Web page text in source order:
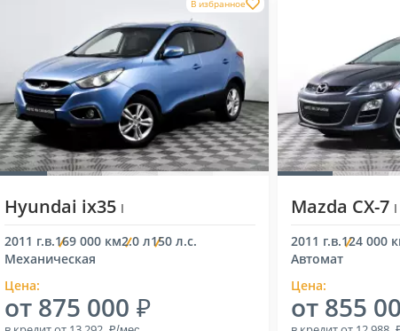
В избранное
Hyundai ix35 I
2011 г.в.169 000 км2.0 л150 л.с.
Механическая
Цена:
от 875 000
Mazda CX-7
2011 г.в.124 000
Автомат
Цена:
от 855